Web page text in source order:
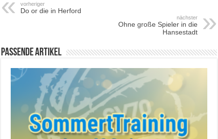
vorheriger
Do or die in Herford
nächster
Ohne große Spieler in die
Hansestadt
Passende Artikel